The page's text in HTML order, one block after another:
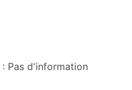
: Pas d'information